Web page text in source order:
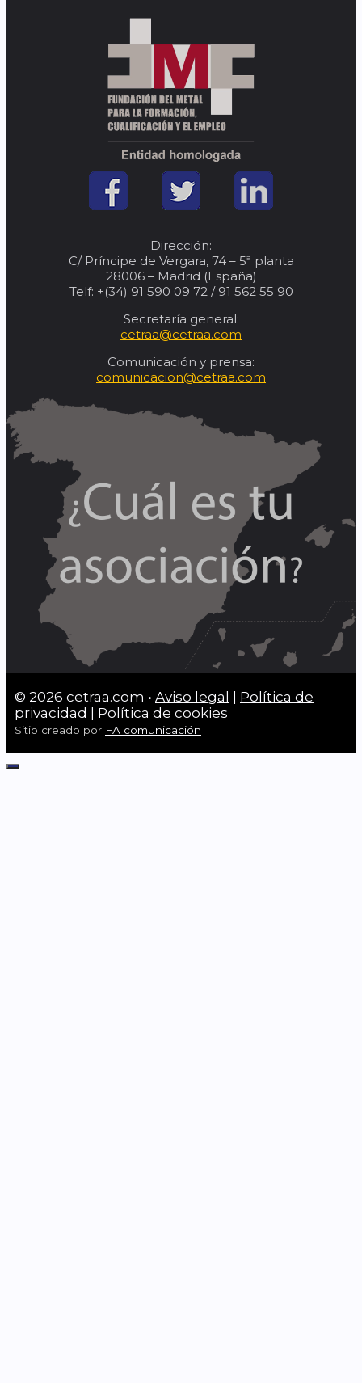
Dirección:
C/ Príncipe de Vergara, 74 – 5ª planta
28006 – Madrid (España)
Telf: +(34) 91 590 09 72 / 91 562 55 90
Secretaría general:
cetraa@cetraa.com
Comunicación y prensa:
comunicacion@cetraa.com
© 2026 cetraa.com • Aviso legal
Política de
privacidad
Política de cookies
Sitio creado por FA comunicación
Cerrar